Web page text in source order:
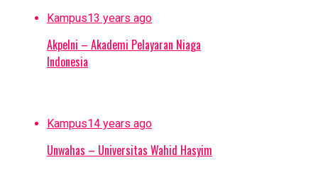
Kampus13 years ago
Akpelni – Akademi Pelayaran Niaga
Indonesia
Kampus14 years ago
Unwahas – Universitas Wahid Hasyim